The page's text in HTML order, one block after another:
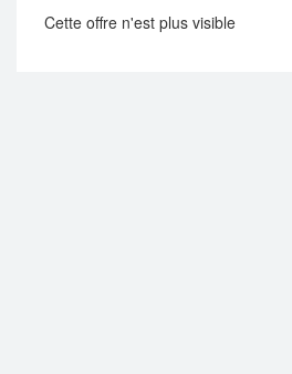
Cette offre n'est plus visible